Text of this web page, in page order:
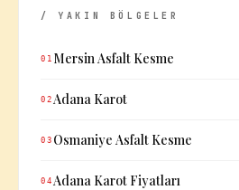
/ YAKIN BÖLGELER
01 Mersin Asfalt Kesme
02 Adana Karot
03 Osmaniye Asfalt Kesme
04 Adana Karot Fiyatları